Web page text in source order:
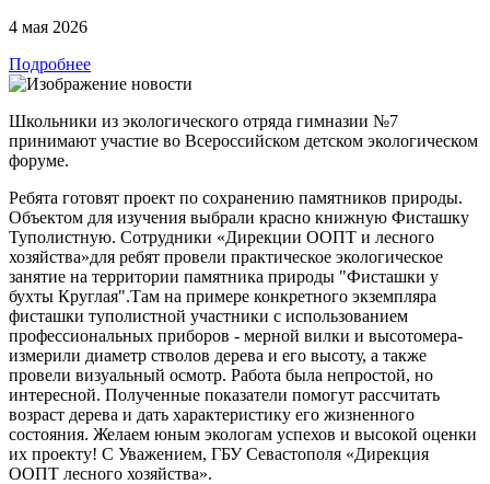
4 мая 2026
Подробнее
Школьники из экологического отряда гимназии №7
принимают участие во Всероссийском детском экологическом
форуме.
Ребята готовят проект по сохранению памятников природы.
Объектом для изучения выбрали красно книжную Фисташку
Туполистную. Сотрудники «Дирекции ООПТ и лесного
хозяйства»для ребят провели практическое экологическое
занятие на территории памятника природы "Фисташки у
бухты Круглая".Там на примере конкретного экземпляра
фисташки туполистной участники с использованием
профессиональных приборов - мерной вилки и высотомера-
измерили диаметр стволов дерева и его высоту, а также
провели визуальный осмотр. Работа была непростой, но
интересной. Полученные показатели помогут рассчитать
возраст дерева и дать характеристику его жизненного
состояния. Желаем юным экологам успехов и высокой оценки
их проекту! С Уважением, ГБУ Севастополя «Дирекция
ООПТ лесного хозяйства».